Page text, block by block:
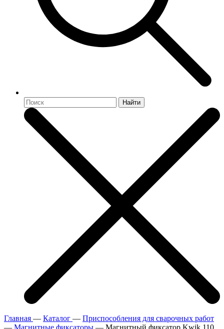
Найти
Главная — Каталог — Приспособления для сварочных работ
— Магнитные фиксаторы — Магнитный фиксатор Kwik 110